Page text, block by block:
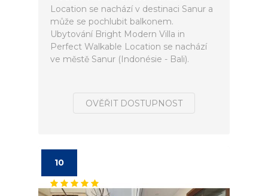
Location se nachází v destinaci Sanur a
může se pochlubit balkonem.
Ubytování Bright Modern Villa in
Perfect Walkable Location se nachází
ve městě Sanur (Indonésie - Bali).
OVĚŘIT DOSTUPNOST
10